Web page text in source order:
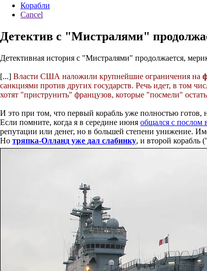
Корабли
Cancel
Детектив с "Мистралями"
Детективная история с "Мистралями" продолжается,
[...] Власти США наложили крупнейшие ограничения на
санкциями против других государств. Речь идет, в том
хотят "приструнить" французов, которые "посмели"
И это при том, что первый корабль уже полностью
Если помните, когда я в середине июня общался с
репутации или денег, но в большей степени унижение.
Но тряпка-Олланд уже дал слабинку, и второй корабль